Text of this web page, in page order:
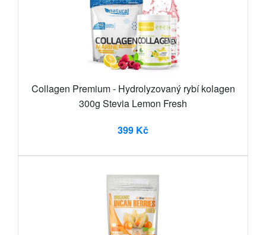
Collagen Premium - Hydrolyzovaný rybí kolagen
300g Stevia Lemon Fresh
399 Kč